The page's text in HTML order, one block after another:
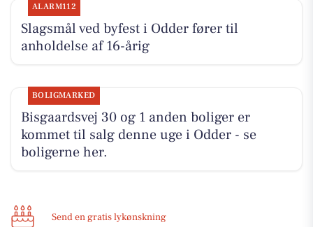
ALARM112
Slagsmål ved byfest i Odder fører til
anholdelse af 16-årig
BOLIGMARKED
Bisgaardsvej 30 og 1 anden boliger er
kommet til salg denne uge i Odder - se
boligerne her.
Send en gratis lykønskning